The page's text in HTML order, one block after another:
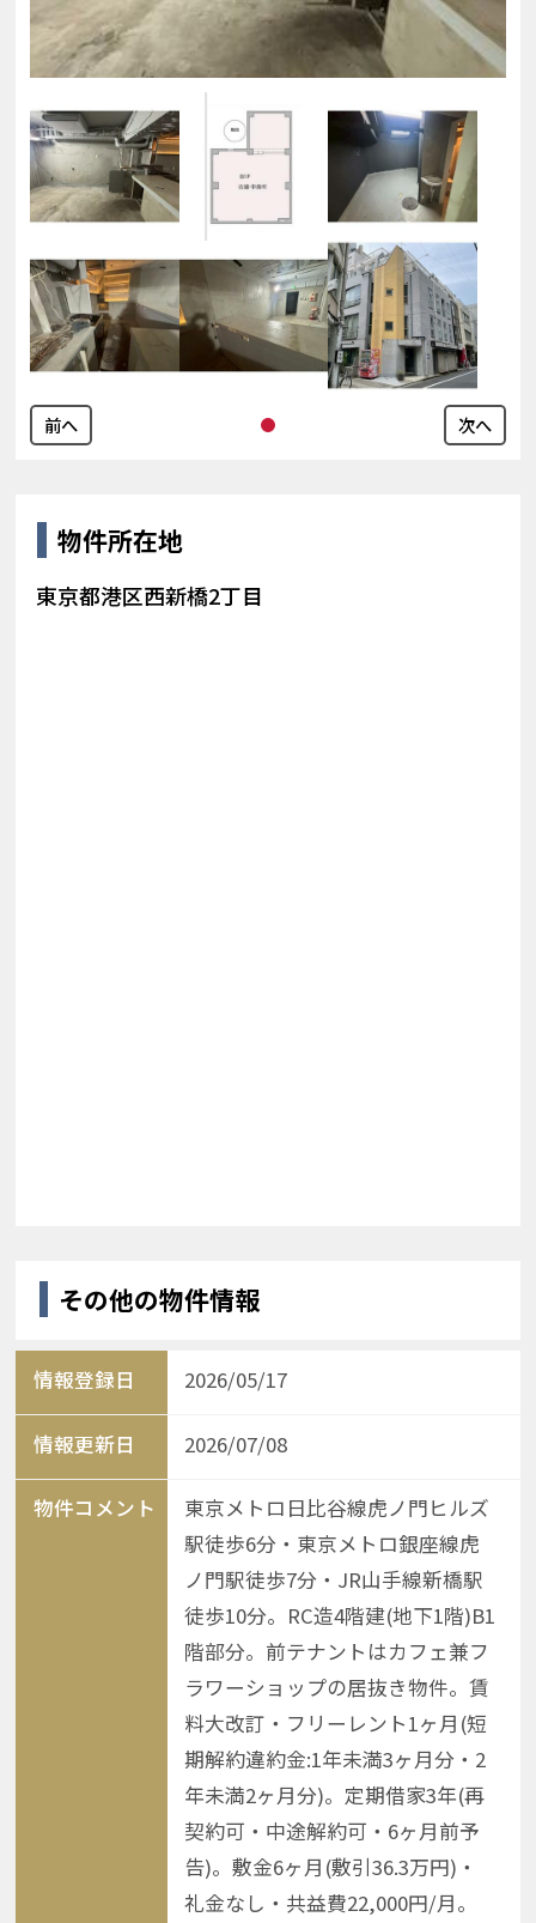
前へ 次へ
物件所在地
東京都港区西新橋2丁目
その他の物件情報
情報登録日 2026/05/17
情報更新日 2026/07/08
物件コメント
東京メトロ日比谷線虎ノ門ヒルズ
駅徒歩6分・東京メトロ銀座線虎
ノ門駅徒歩7分・JR山手線新橋駅
徒歩10分。RC造4階建(地下1階)B1
階部分。前テナントはカフェ兼フ
ラワーショップの居抜き物件。賃
料大改訂・フリーレント1ヶ月(短
期解約違約金:1年未満3ヶ月分・2
年未満2ヶ月分)。定期借家3年(再
契約可・中途解約可・6ヶ月前予
告)。敷金6ヶ月(敷引36.3万円)・
礼金なし・共益費22,000円/月。